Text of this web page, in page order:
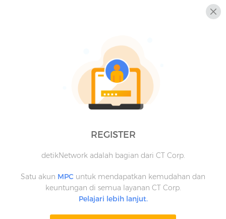
REGISTER
detikNetwork adalah bagian dari CT Corp.
Satu akun MPC untuk mendapatkan kemudahan dan
keuntungan di semua layanan CT Corp.
Pelajari lebih lanjut.